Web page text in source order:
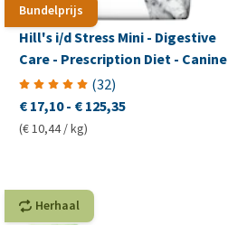
Bundelprijs
Hill's i/d Stress Mini - Digestive
Care - Prescription Diet - Canine
(32)
€ 17,10- € 125,35
(€ 10,44 / kg)
Herhaal